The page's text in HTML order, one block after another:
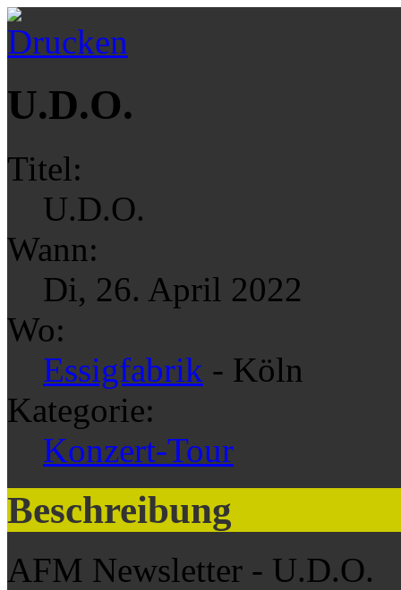
U.D.O.
Titel:
U.D.O.
Wann:
Di, 26. April 2022
Wo:
Essigfabrik - Köln
Kategorie:
Konzert-Tour
Beschreibung
AFM Newsletter - U.D.O.